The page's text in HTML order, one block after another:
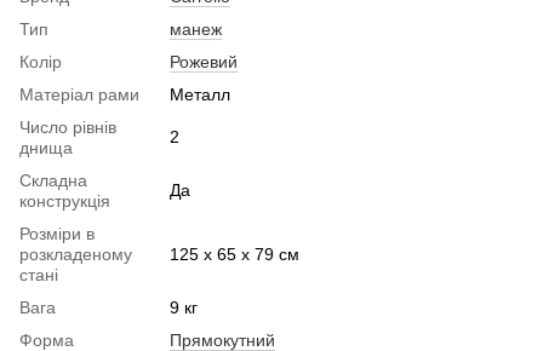
Тип
манеж
Колір
Рожевий
Матеріал рами
Металл
Число рівнів
днища
2
Складна
конструкція
Да
Розміри в
розкладеному
стані
125 х 65 х 79 см
Вага
9 кг
Форма
Прямокутний